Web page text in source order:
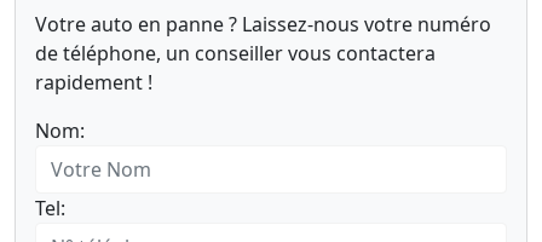
Votre auto en panne ? Laissez-nous votre numéro
de téléphone, un conseiller vous contactera
rapidement !
Nom:
Tel: